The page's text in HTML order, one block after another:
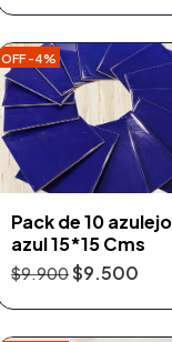
OFF -4%
Pack de 10
azul 15*15 Cms
$9.900$9.500